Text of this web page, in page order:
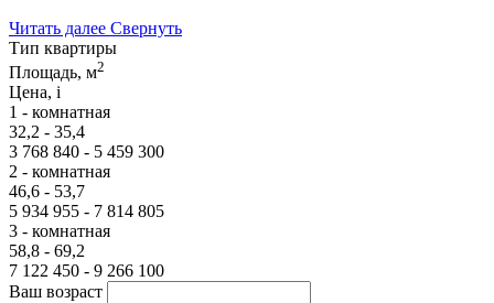
Читать далее Свернуть
Тип квартиры
Площадь, м2
Цена, i
1 - комнатная
32,2 - 35,4
3 768 840 - 5 459 300
2 - комнатная
46,6 - 53,7
5 934 955 - 7 814 805
3 - комнатная
58,8 - 69,2
7 122 450 - 9 266 100
Ваш возраст